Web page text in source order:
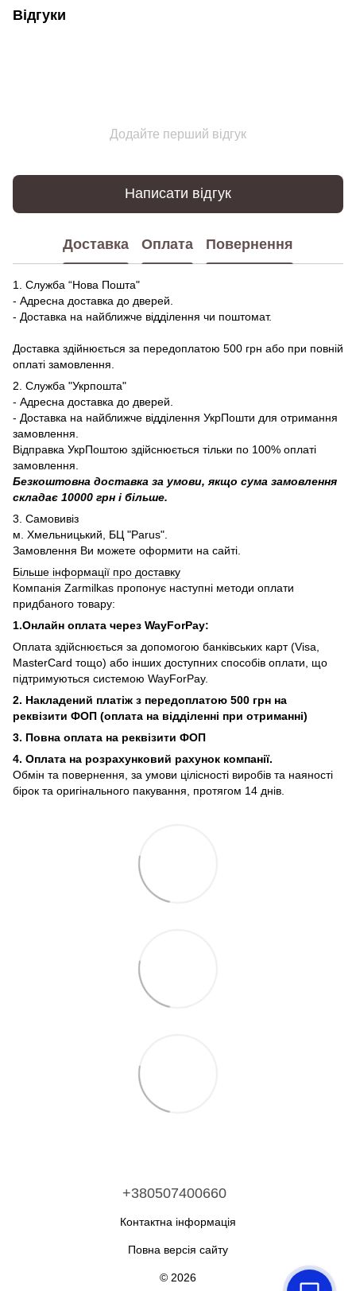
Відгуки
Додайте перший відгук
Написати відгук
Доставка Оплата Повернення
1. Служба “Нова Пошта"
- Адресна доставка до дверей.
- Доставка на найближче відділення чи поштомат.
Доставка здійнюється за передоплатою 500 грн або при повній
оплаті замовлення.
2. Служба "Укрпошта"
- Адресна доставка до дверей.
- Доставка на найближче відділення УкрПошти для отримання
замовлення.
Відправка УкрПоштою здійснюється тільки по 100% оплаті
замовлення.
Безкоштовна доставка за умови, якщо сума замовлення
складає 10000 грн і більше.
3. Самовивіз
м. Хмельницький, БЦ "Parus".
Замовлення Ви можете оформити на сайті.
Більше інформації про доставку
Компанія Zarmilkas пропонує наступні методи оплати
придбаного товару:
1.Онлайн оплата через WayForPay:
Оплата здійснюється за допомогою банківських карт (Visa,
MasterCard тощо) або інших доступних способів оплати, що
підтримуються системою WayForPay.
2. Накладений платіж з передоплатою 500 грн на
реквізити ФОП (оплата на відділенні при отриманні)
3. Повна оплата на реквізити ФОП
4. Оплата на розрахунковий рахунок компанії.
Обмін та повернення, за умови цілісності виробів та наяності
бірок та оригінального пакування, протягом 14 днів.
+380507400660
Контактна інформація
Повна версія сайту
© 2026